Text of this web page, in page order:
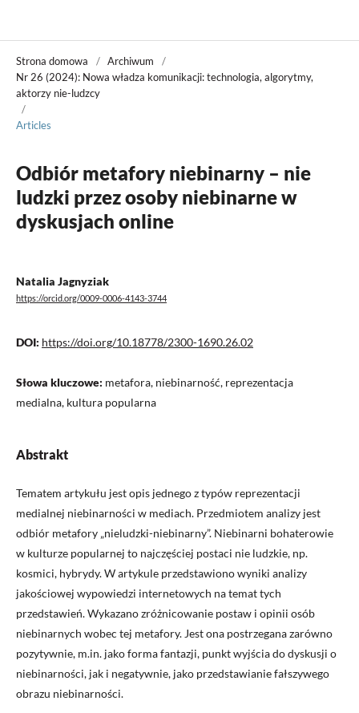
Strona domowa / Archiwum
/
Nr 26 (2024): Nowa władza komunikacji: technologia, algorytmy,
aktorzy nie-ludzcy
/
Articles
Odbiór metafory niebinarny – nie
ludzki przez osoby niebinarne w
dyskusjach online
Natalia Jagnyziak
https://orcid.org/0009-0006-4143-3744
DOI: https://doi.org/10.18778/2300-1690.26.02
Słowa kluczowe: metafora, niebinarność, reprezentacja
medialna, kultura popularna
Abstrakt
Tematem artykułu jest opis jednego z typów reprezentacji
medialnej niebinarności w mediach. Przedmiotem analizy jest
odbiór metafory „nieludzki-niebinarny”. Niebinarni bohaterowie
w kulturze popularnej to najczęściej postaci nie ludzkie, np.
kosmici, hybrydy. W artykule przedstawiono wyniki analizy
jakościowej wypowiedzi internetowych na temat tych
przedstawień. Wykazano zróżnicowanie postaw i opinii osób
niebinarnych wobec tej metafory. Jest ona postrzegana zarówno
pozytywnie, m.in. jako forma fantazji, punkt wyjścia do dyskusji o
niebinarności, jak i negatywnie, jako przedstawianie fałszywego
obrazu niebinarności.